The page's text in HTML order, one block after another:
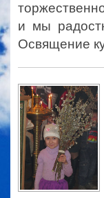
и мы
Освящение